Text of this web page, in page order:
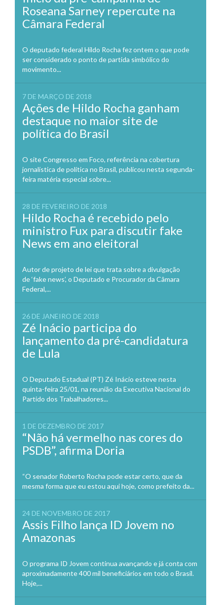
Roseana Sarney repercute na
Câmara Federal
O deputado federal Hildo Rocha fez ontem o que pode
ser considerado o ponto de partida simbólico do
movimento...
7 DE MARÇO DE 2018
Ações de Hildo Rocha ganham
destaque no maior site de
política do Brasil
O site Congresso em Foco, referência na cobertura
jornalística de política no Brasil, publicou nesta segunda-
feira matéria especial sobre...
28 DE FEVEREIRO DE 2018
Hildo Rocha é recebido pelo
ministro Fux para discutir fake
News em ano eleitoral
Autor de projeto de lei que trata sobre a divulgação
de ‘fake news’, o Deputado e Procurador da Câmara
Federal,...
26 DE JANEIRO DE 2018
Zé Inácio participa do
lançamento da pré-candidatura
de Lula
O Deputado Estadual (PT) Zé Inácio esteve nesta
quinta-feira 25/01, na reunião da Executiva Nacional do
Partido dos Trabalhadores...
1 DE DEZEMBRO DE 2017
“Não há vermelho nas cores do
PSDB”, afirma Doria
“O senador Roberto Rocha pode estar certo, que da
mesma forma que eu estou aqui hoje, como prefeito da...
24 DE NOVEMBRO DE 2017
Assis Filho lança ID Jovem no
Amazonas
O programa ID Jovem continua avançando e já conta com
aproximadamente 400 mil beneficiários em todo o Brasil.
Hoje,...